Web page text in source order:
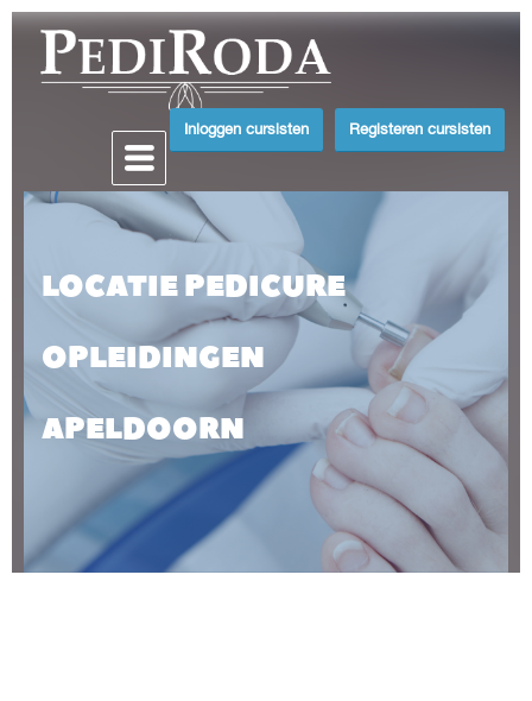
Inloggen cursisten Registeren cursisten
LOCATIE PEDICURE
OPLEIDINGEN
APELDOORN